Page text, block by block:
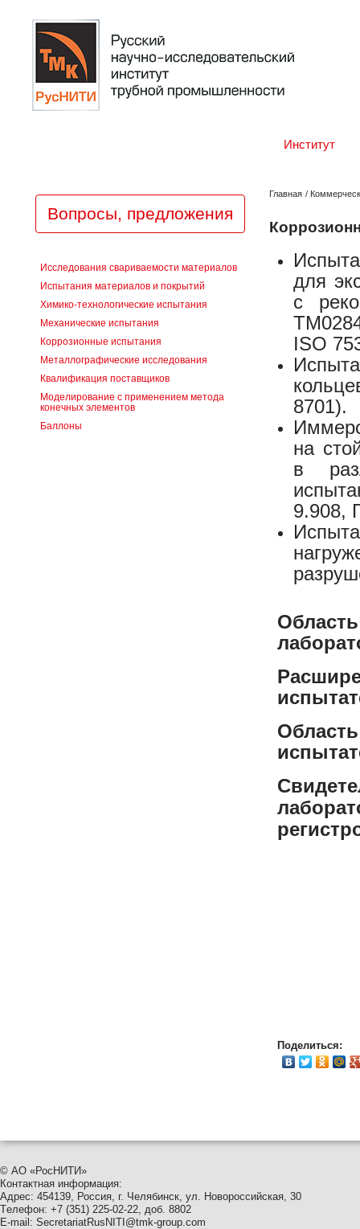
Институт
Вопросы, предложения
Исследования свариваемости материалов
Испытания материалов и покрытий
Химико-технологические испытания
Механические испытания
Коррозионные испытания
Металлографические исследования
Квалификация поставщиков
Моделирование с применением метода
конечных элементов
Баллоны
Главная /
для
с
ISO
8701).
на
в
9.908,
Поделиться:
© АО «РосНИТИ»
Контактная информация:
Адрес: 454139, Россия, г. Челябинск, ул. Новороссийская, 30
Tелефон: +7 (351) 225-02-22, доб. 8802
E-mail: SecretariatRusNITI@tmk-group.com